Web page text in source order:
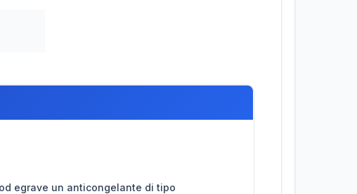
egrave un anticongelante di tipo